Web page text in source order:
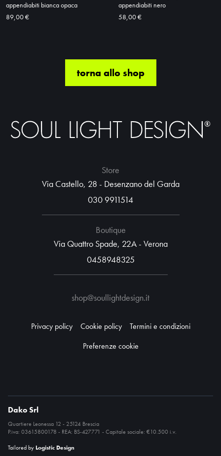
appendiabiti bianca opaca
89,00 €
appendiabiti nero
58,00 €
torna allo shop
Store
Via Castello, 28 - Desenzano del Garda
030 9911514
Boutique
Via Quattro Spade, 22A - Verona
0458948325
shop@soullightdesign.it
Privacy policy Cookie policy
Termini e condizioni
Preferenze cookie
Dako Srl
Quartiere Leonessa 12 - 25124 Brescia
P.iva: 03615800178 - REA: BS-427771 - Capitale sociale: €10.500 i.v.
Tailored byLogistic Design